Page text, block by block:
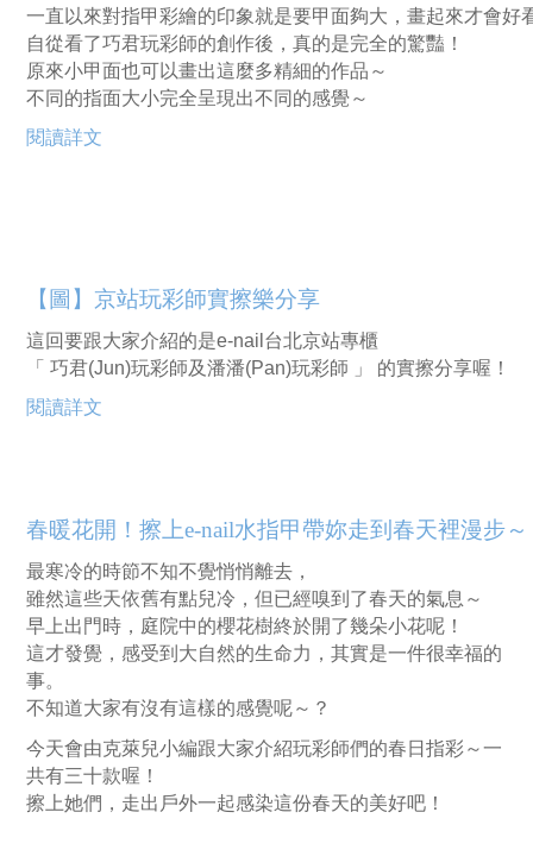
一直以來對指甲彩繪的印象就是要甲面夠大，畫起來才會好
自從看了巧君玩彩師的創作後，真的是完全的驚豔！
原來小甲面也可以畫出這麼多精細的作品～
不同的指面大小完全呈現出不同的感覺～
閱讀詳文
【圖】京站玩彩師實擦樂分享
這回要跟大家介紹的是e-nail台北京站專櫃
「 巧君(Jun)玩彩師及潘潘(Pan)玩彩師 」 的實擦分享喔！
閱讀詳文
春暖花開！擦上e-nail水指甲帶妳走到春天裡漫步～
最寒冷的時節不知不覺悄悄離去，
雖然這些天依舊有點兒冷，但已經嗅到了春天的氣息～
早上出門時，庭院中的櫻花樹終於開了幾朵小花呢！
這才發覺，感受到大自然的生命力，其實是一件很幸福的
事。
不知道大家有沒有這樣的感覺呢～？
今天會由克萊兒小編跟大家介紹玩彩師們的春日指彩～一
共有三十款喔！
擦上她們，走出戶外一起感染這份春天的美好吧！